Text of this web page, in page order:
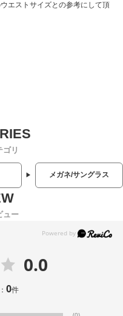
エストサイズとの参考にして頂
ゴリ
メガネ/サングラス
ュー
0.0
0件